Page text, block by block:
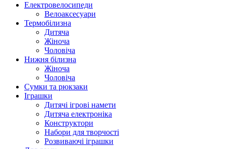
Електровелосипеди
Велоаксесуари
Термобілизна
Дитяча
Жіноча
Чоловіча
Нижня білизна
Жіноча
Чоловіча
Сумки та рюкзаки
Іграшки
Дитячі ігрові намети
Дитяча електроніка
Конструктори
Набори для творчості
Розвиваючі іграшки